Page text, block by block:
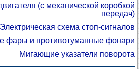
(с механической коробкой
передач)
Электрическая схема стоп-сигналов
фары и противотуманные фонари
Мигающие указатели поворота